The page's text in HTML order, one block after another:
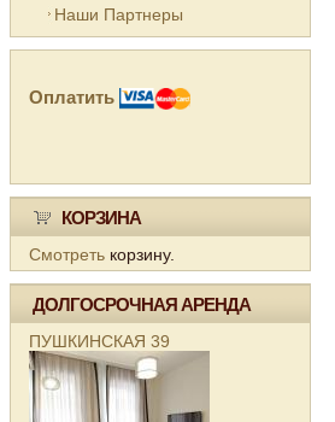
Наши Партнеры
Оплатить
КОРЗИНА
Смотреть корзину.
ДОЛГОСРОЧНАЯ АРЕНДА
ПУШКИНСКАЯ 39